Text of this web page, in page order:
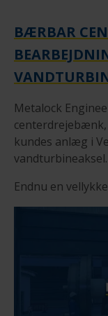
BÆRBAR
Metalock
kundes anlæg i
vandturbineaksel.
Endnu en